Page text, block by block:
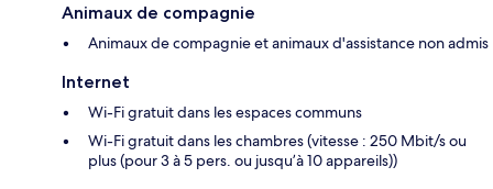
Animaux de compagnie
Animaux de compagnie et animaux d'assistance non admis
Internet
Wi-Fi gratuit dans les espaces communs
Wi-Fi gratuit dans les chambres (vitesse : 250 Mbit/s ou
plus (pour 3 à 5 pers. ou jusqu’à 10 appareils))